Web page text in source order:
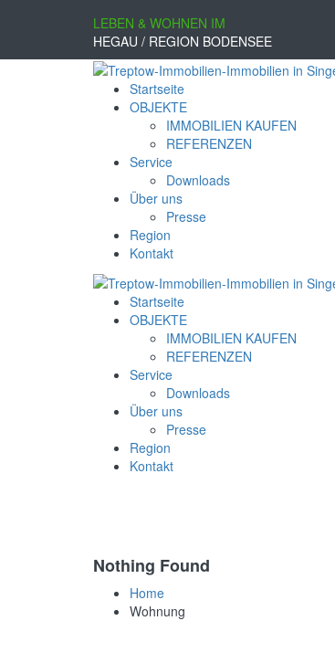
LEBEN & WOHNEN IM
HEGAU / REGION BODENSEE
Startseite
OBJEKTE
IMMOBILIEN KAUFEN
REFERENZEN
Service
Downloads
Über uns
Presse
Region
Kontakt
Startseite
OBJEKTE
IMMOBILIEN KAUFEN
REFERENZEN
Service
Downloads
Über uns
Presse
Region
Kontakt
Nothing Found
Home
Wohnung